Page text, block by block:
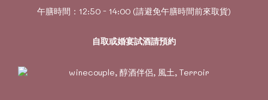
午膳時間：12:50 - 14:00 (請避免午膳時間前來取貨)
自取或婚宴試酒請預約